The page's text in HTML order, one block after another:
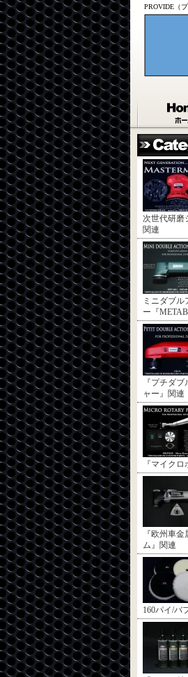
PROVIDE（
次世代研磨
関連
ミニダブル
ー『
『プチダ
ャー』関連
『マイク
『欧州車
ム』関連
160パイ/バ